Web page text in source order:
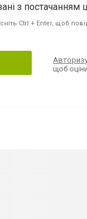
з постачанням
Ctrl + Enter, щоб
щоб